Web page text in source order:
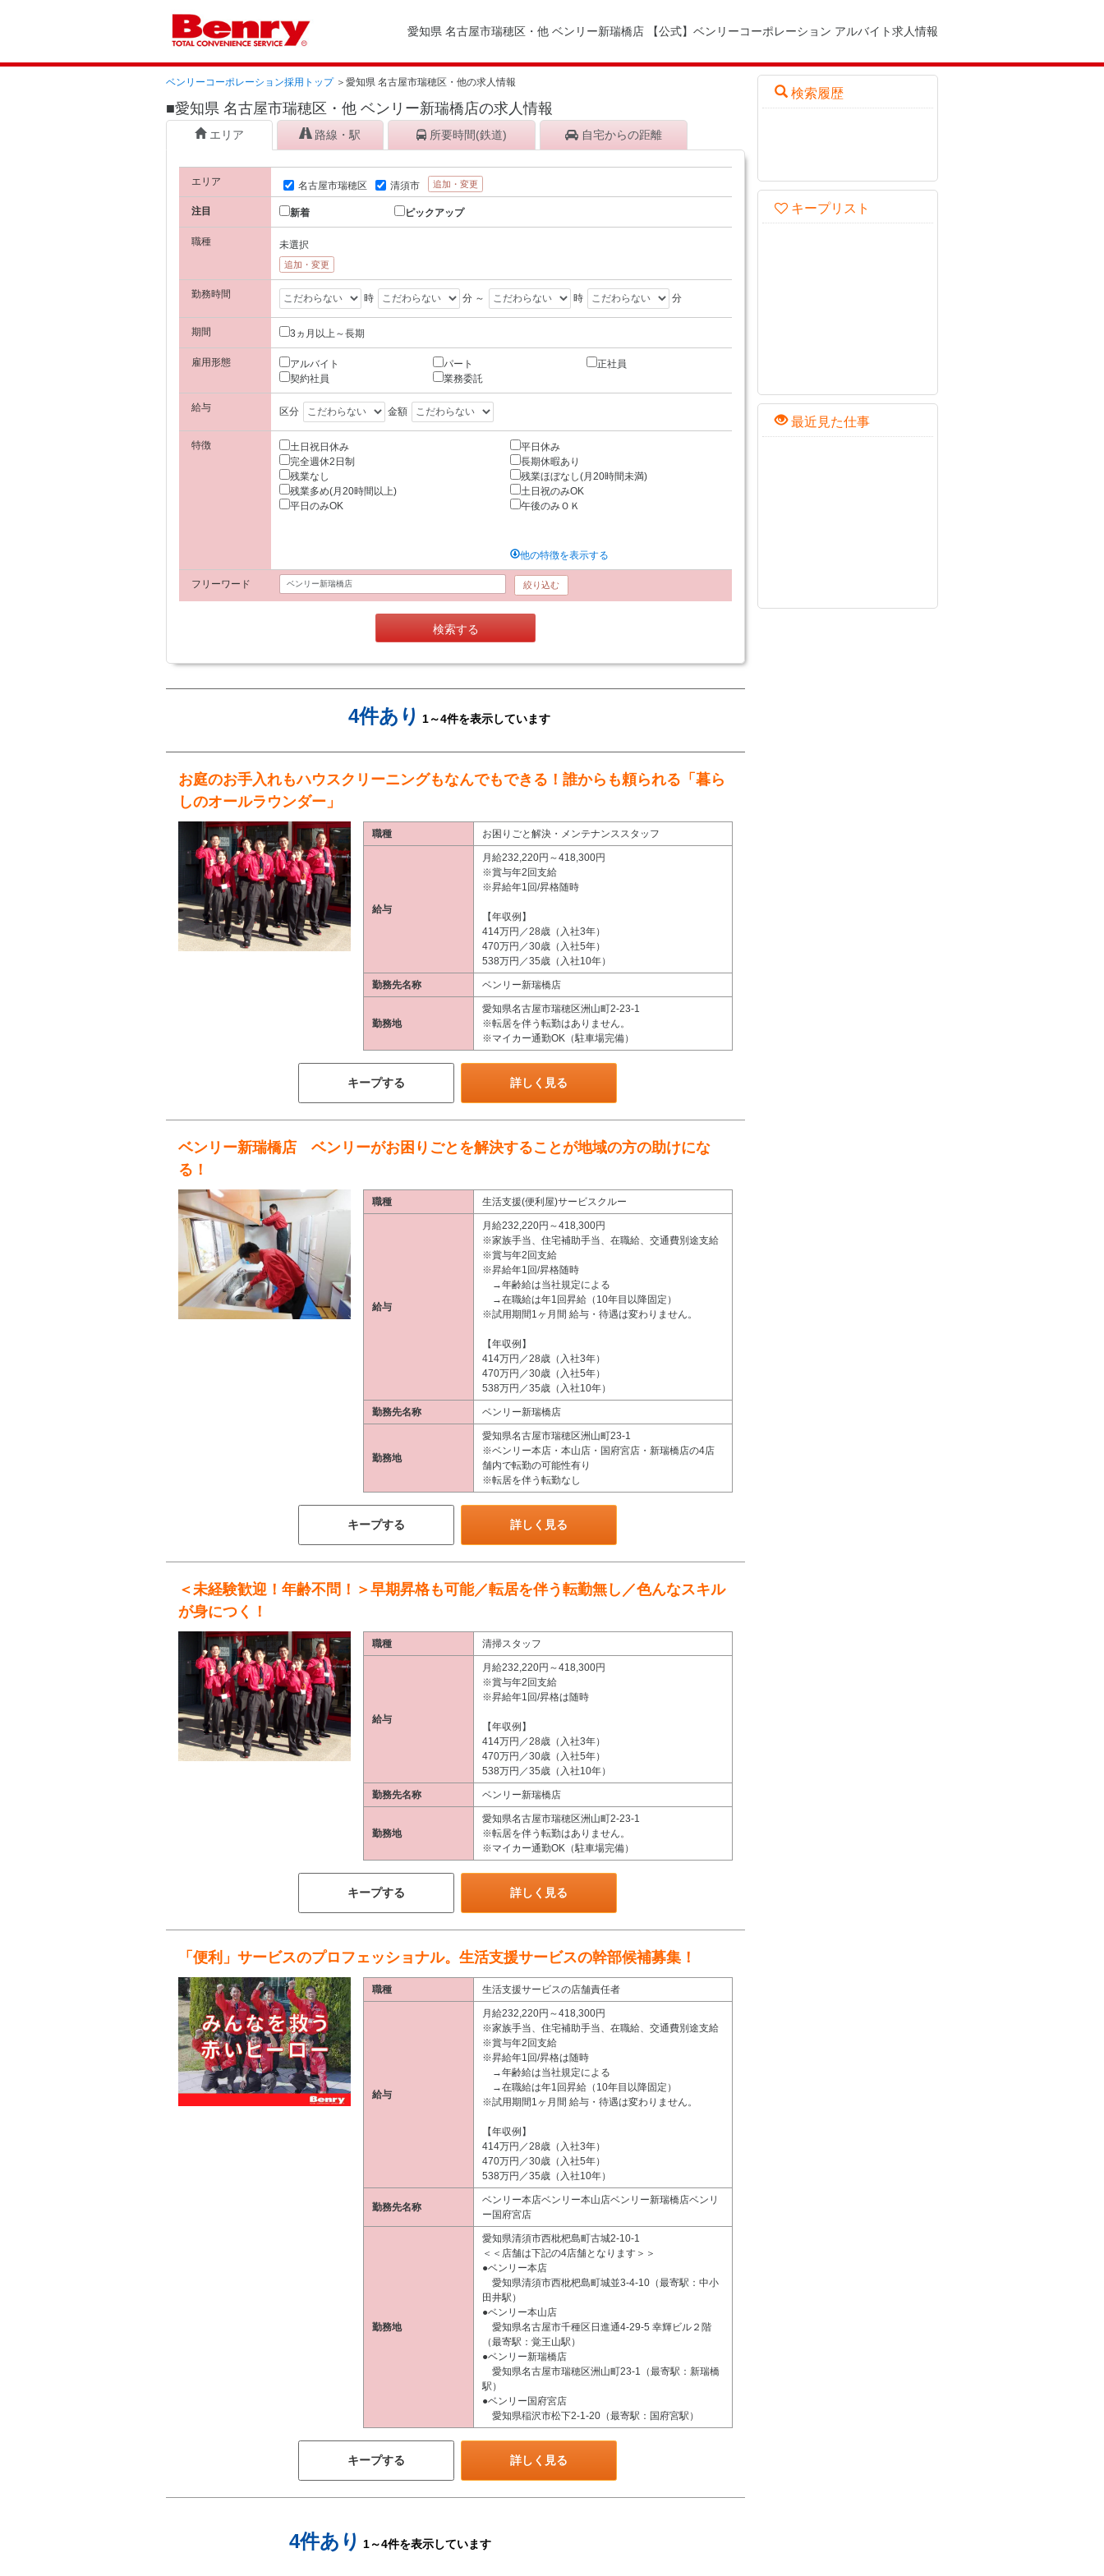
愛知県 名古屋市瑞穂区・他 ベンリー新瑞橋店 【公式】ベンリーコーポレーション アルバイト求人情報
ベンリーコーポレーション採用トップ ＞ 愛知県 名古屋市瑞穂区・他の求人情報
■愛知県 名古屋市瑞穂区・他 ベンリー新瑞橋店の求人情報
エリア 路線・駅 所要時間(鉄道) 自宅からの距離
エリア 名古屋市瑞穂区 清須市 追加・変更
注目 新着 ピックアップ
職種 未選択
追加・変更
勤務時間 時 分 ～ 時 分
期間 3ヵ月以上～長期
雇用形態 アルバイト パート
正社員
契約社員
業務委託
給与 区分 金額
特徴 土日祝日休み
平日休み
完全週休2日制
長期休暇あり
残業なし
残業ほぼなし(月20時間未満)
残業多め(月20時間以上)
土日祝のみOK
平日のみOK
午後のみＯＫ
他の特徴を表示する
フリーワード 絞り込む
検索する
4件あり 1～4件を表示しています
お庭のお手入れもハウスクリーニングもなんでもできる！誰からも頼られる「暮ら
しのオールラウンダー」
職種 お困りごと解決・メンテナンススタッフ
給与
月給232,220円～418,300円
※賞与年2回支給
※昇給年1回/昇格随時
【年収例】
414万円／28歳（入社3年）
470万円／30歳（入社5年）
538万円／35歳（入社10年）
勤務先名称 ベンリー新瑞橋店
勤務地
愛知県名古屋市瑞穂区洲山町2-23-1
※転居を伴う転勤はありません。
※マイカー通勤OK（駐車場完備）
キープする 詳しく見る
ベンリー新瑞橋店 ベンリーがお困りごとを解決することが地域の方の助けにな
る！
職種 生活支援(便利屋)サービスクルー
給与
月給232,220円～418,300円
※家族手当、住宅補助手当、在職給、交通費別途支給
※賞与年2回支給
※昇給年1回/昇格随時
→年齢給は当社規定による
→在職給は年1回昇給（10年目以降固定）
※試用期間1ヶ月間 給与・待遇は変わりません。
【年収例】
414万円／28歳（入社3年）
470万円／30歳（入社5年）
538万円／35歳（入社10年）
勤務先名称 ベンリー新瑞橋店
勤務地
愛知県名古屋市瑞穂区洲山町23-1
※ベンリー本店・本山店・国府宮店・新瑞橋店の4店
舗内で転勤の可能性有り
※転居を伴う転勤なし
キープする 詳しく見る
＜未経験歓迎！年齢不問！＞早期昇格も可能／転居を伴う転勤無し／色んなスキル
が身につく！
職種 清掃スタッフ
給与
月給232,220円～418,300円
※賞与年2回支給
※昇給年1回/昇格は随時
【年収例】
414万円／28歳（入社3年）
470万円／30歳（入社5年）
538万円／35歳（入社10年）
勤務先名称 ベンリー新瑞橋店
勤務地
愛知県名古屋市瑞穂区洲山町2-23-1
※転居を伴う転勤はありません。
※マイカー通勤OK（駐車場完備）
キープする 詳しく見る
「便利」サービスのプロフェッショナル。生活支援サービスの幹部候補募集！
職種 生活支援サービスの店舗責任者
給与
月給232,220円～418,300円
※家族手当、住宅補助手当、在職給、交通費別途支給
※賞与年2回支給
※昇給年1回/昇格は随時
→年齢給は当社規定による
→在職給は年1回昇給（10年目以降固定）
※試用期間1ヶ月間 給与・待遇は変わりません。
【年収例】
414万円／28歳（入社3年）
470万円／30歳（入社5年）
538万円／35歳（入社10年）
勤務先名称
ベンリー本店ベンリー本山店ベンリー新瑞橋店ベンリ
ー国府宮店
勤務地
愛知県清須市西枇杷島町古城2-10-1
＜＜店舗は下記の4店舗となります＞＞
●ベンリー本店
愛知県清須市西枇杷島町城並3-4-10（最寄駅：中小
田井駅）
●ベンリー本山店
愛知県名古屋市千種区日進通4-29-5 幸輝ビル２階
（最寄駅：覚王山駅）
●ベンリー新瑞橋店
愛知県名古屋市瑞穂区洲山町23-1（最寄駅：新瑞橋
駅）
●ベンリー国府宮店
愛知県稲沢市松下2-1-20（最寄駅：国府宮駅）
キープする 詳しく見る
4件あり 1～4件を表示しています
検索履歴
キープリスト
最近見た仕事